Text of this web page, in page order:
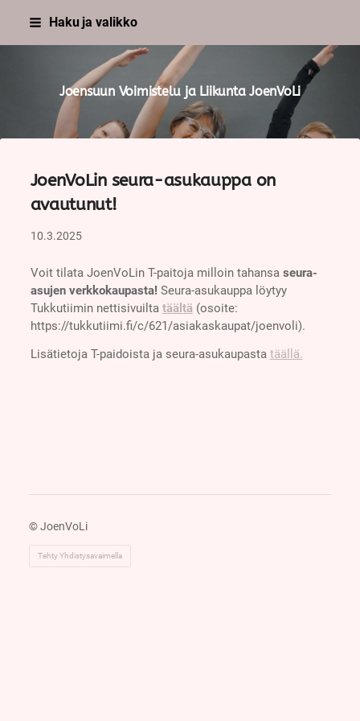
Siirry
Haku ja valikko
Joensuun Voimistelu ja Liikunta JoenVoLi
JoenVoLin seura-asukauppa on
avautunut!
10.3.2025
Voit tilata JoenVoLin T-paitoja milloin tahansaseura-
asujen verkkokaupasta! Seura-asukauppa löytyy
Tukkutiimin nettisivuilta täältä (osoite:
https://tukkutiimi.fi/c/621/asiakaskaupat/joenvoli).
Lisätietoja T-paidoista ja seura-asukaupasta täällä.
©JoenVoLi
Tehty Yhdistysavaimella